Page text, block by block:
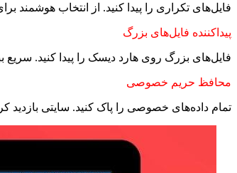
فایل‌های تکراری را پیدا کنید. از انتخاب
پیداکننده فایل‌های بزرگ
فایل‌های بزرگ روی هارد دیسک را پیدا کنید. سریع
محافظ حریم خصوصی
تمام داده‌های خصوصی را پاک کنید. سایتی بازدید